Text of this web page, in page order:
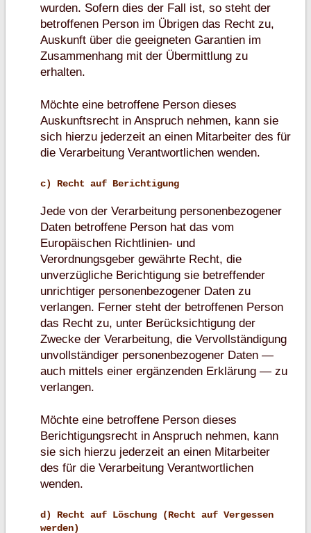
wurden. Sofern dies der Fall ist, so steht der
betroffenen Person im Übrigen das Recht zu,
Auskunft über die geeigneten Garantien im
Zusammenhang mit der Übermittlung zu
erhalten.
Möchte eine betroffene Person dieses
Auskunftsrecht in Anspruch nehmen, kann sie
sich hierzu jederzeit an einen Mitarbeiter des für
die Verarbeitung Verantwortlichen wenden.
c) Recht auf Berichtigung
Jede von der Verarbeitung personenbezogener
Daten betroffene Person hat das vom
Europäischen Richtlinien- und
Verordnungsgeber gewährte Recht, die
unverzügliche Berichtigung sie betreffender
unrichtiger personenbezogener Daten zu
verlangen. Ferner steht der betroffenen Person
das Recht zu, unter Berücksichtigung der
Zwecke der Verarbeitung, die Vervollständigung
unvollständiger personenbezogener Daten —
auch mittels einer ergänzenden Erklärung — zu
verlangen.
Möchte eine betroffene Person dieses
Berichtigungsrecht in Anspruch nehmen, kann
sie sich hierzu jederzeit an einen Mitarbeiter
des für die Verarbeitung Verantwortlichen
wenden.
d) Recht auf Löschung (Recht auf Vergessen
werden)